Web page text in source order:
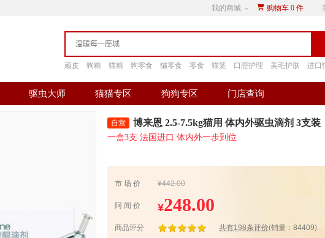
我的商城 购物车 0 件
顽皮 狗粮 猫粮 狗零食 猫零食 零食 猫笼 口腔护理 美毛护肤 进口
驱虫大师 猫猫专区 狗狗专区 门店查询
博来恩 2.5-7.5kg猫用 体内外驱虫滴剂 3支装
一盒3支 法国进口 体内外一步到位
市 场 价 ¥442.00
阿 闻 价 ¥248.00
商品评分 共有198条评价(销量：84409)